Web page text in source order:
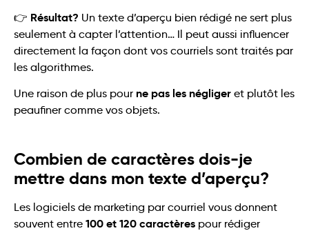
👉 Résultat? Un texte d’aperçu bien rédigé ne sert plus
seulement à capter l’attention… Il peut aussi influencer
directement la façon dont vos courriels sont traités par
les algorithmes.
Une raison de plus pour ne pas les négliger et plutôt les
peaufiner comme vos objets.
Combien de caractères dois-je
mettre dans mon texte d’aperçu?
Les logiciels de marketing par courriel vous donnent
souvent entre 100 et 120 caractères pour rédiger